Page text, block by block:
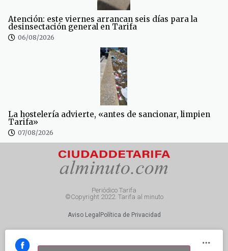
Atención: este viernes arrancan seis días para la
desinsectación general en Tarifa
06/08/2026
La hostelería advierte, «antes de sancionar, limpien
Tarifa»
07/08/2026
Periódico Tarifa
©Copyright 2022. Tarifa al minuto
Aviso Legal Política de Privacidad